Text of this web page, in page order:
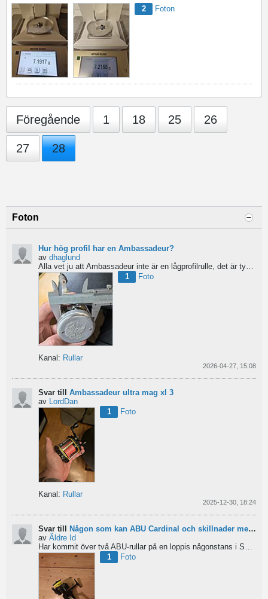
2 Foton
Föregående 1 18 25 26
27 28
Foton
Hur hög profil har en Ambassadeur?
av dhaglund
Alla vet ju att Ambassadeur inte är en lågprofilrulle, det är tydligt. Men hur hög profil har de egentligen?...
1
Foto
Kanal: Rullar
2026-04-27, 15:08
Svar till Ambassadeur ultra mag xl 3
av LordDan
1
Foto
Kanal: Rullar
2025-12-30, 18:24
Svar till
Någon som kan ABU Cardinal och skillnader mellan äldre rullar?
av Äldre Id
1
Foto